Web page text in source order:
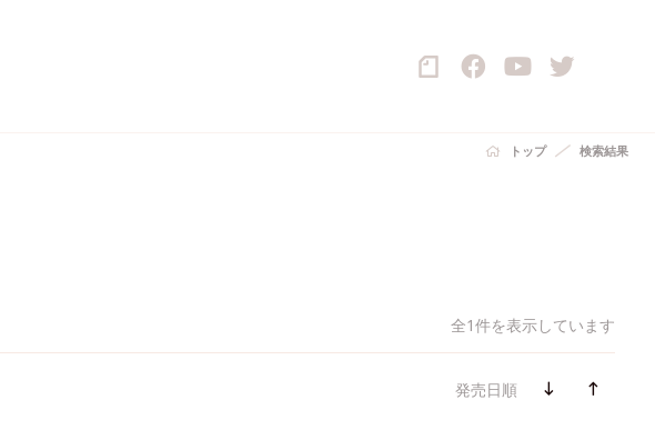
トップ 検索結果
全1件を表示しています
発売日順